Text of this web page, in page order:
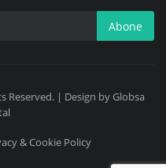
Abone
Reserved. | Design by Globsa
& Cookie Policy